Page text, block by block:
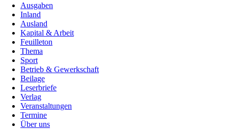
Ausgaben
Inland
Ausland
Kapital & Arbeit
Feuilleton
Thema
Sport
Betrieb & Gewerkschaft
Beilage
Leserbriefe
Verlag
Veranstaltungen
Termine
Über uns